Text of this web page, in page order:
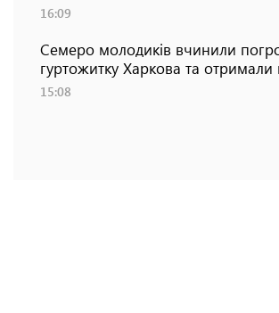
16:09
Семеро молодиків вчинили
гуртожитку Харкова та отримали
15:08